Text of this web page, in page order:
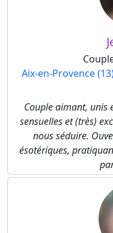
Aix-en-Provence
Couple aimant, unis
sensuelles et (très)
nous séduire.
ésotériques,